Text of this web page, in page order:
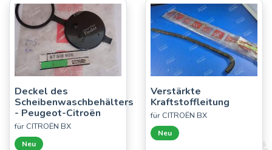
Deckel des
Scheibenwaschbehälters
- Peugeot-Citroën
für CITROËN BX
Neu
Verstärkte
Kraftstoffleitung
für CITROËN BX
Neu